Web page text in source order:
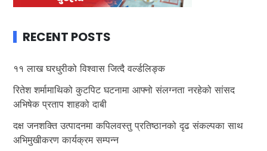
RECENT POSTS
११ लाख घरधुरीको विश्वास जित्दै वर्ल्डलिङ्क
रितेश शर्मामाथिको कुटपिट घटनामा आफ्नो संलग्नता नरहेको सांसद
अभिषेक प्रताप शाहको दाबी
दक्ष जनशक्ति उत्पादनमा कपिलवस्तु प्रतिष्ठानको दृढ संकल्पका साथ
अभिमुखीकरण कार्यक्रम सम्पन्न